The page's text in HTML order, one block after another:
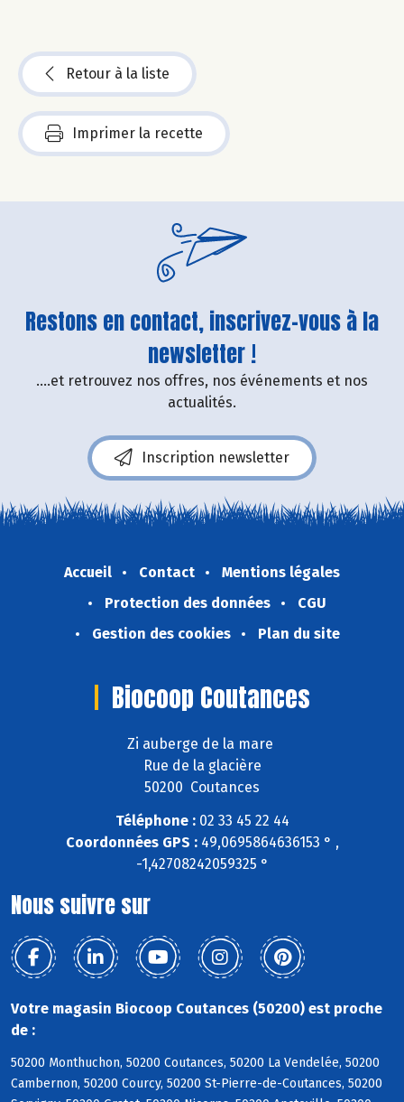
Retour à la liste
Imprimer la recette
Restons en contact, inscrivez-vous à la
newsletter !
....et retrouvez nos offres, nos événements et nos
actualités.
Inscription newsletter
Accueil Contact
Mentions légales
Protection des données
CGU
Gestion des cookies
Plan du site
Biocoop Coutances
Zi auberge de la mare
Rue de la glacière
50200 Coutances
Téléphone :02 33 45 22 44
Coordonnées GPS :49,0695864636153 ° ,
-1,42708242059325 °
Nous suivre sur
Votre magasin Biocoop Coutances (50200) est proche
de :
50200 Monthuchon, 50200 Coutances, 50200 La Vendelée, 50200
Cambernon, 50200 Courcy, 50200 St-Pierre-de-Coutances, 50200